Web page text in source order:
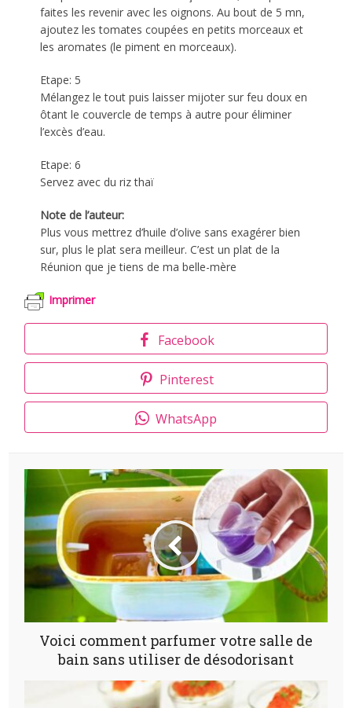
faites les revenir avec les oignons. Au bout de 5 mn,
ajoutez les tomates coupées en petits morceaux et
les aromates (le piment en morceaux).
Etape: 5
Mélangez le tout puis laisser mijoter sur feu doux en
ôtant le couvercle de temps à autre pour éliminer
l’excès d’eau.
Etape: 6
Servez avec du riz thaï
Note de l’auteur:
Plus vous mettrez d’huile d’olive sans exagérer bien
sur, plus le plat sera meilleur. C’est un plat de la
Réunion que je tiens de ma belle-mère
Imprimer
Facebook
Pinterest
WhatsApp
Voici comment parfumer votre salle de
bain sans utiliser de désodorisant